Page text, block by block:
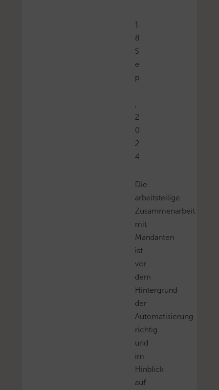
1
8
S
e
p
2
0
2
4
Die
arbeitsteilige
Zusammenarbeit
mit
Mandanten
ist
vor
dem
Hintergrund
der
Automatisierung
richtig
und
im
Hinblick
auf